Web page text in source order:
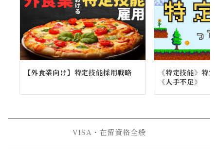
【外食業向け】特定技能採用戦略
《特定技能》特
《人手不足》
VISA・在留資格全般